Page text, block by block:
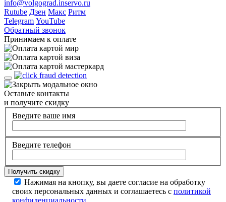
info@volgograd.inservo.ru
Rutube Дзен Макс Ритм
Telegram YouTube
Обратный звонок
Принимаем к оплате
Оставьте контакты
и получите скидку
Введите ваше имя
Введите телефон
Нажимая на кнопку, вы даете согласие на обработку
своих персональных данных и соглашаетесь с политикой